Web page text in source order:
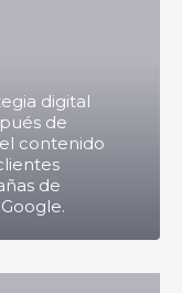
digital
de
contenido
de